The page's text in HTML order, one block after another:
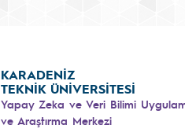
KARADENİZ
TEKNİK ÜNİVERSİTESİ
Yapay Zeka ve Veri Bilimi
ve Araştırma Merkezi